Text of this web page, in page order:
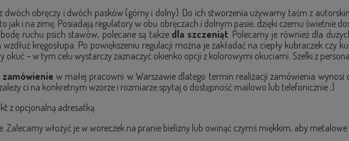
dwóch obręczy i dwóch pasków (górny i dolny). Do ich stworzenia używamy taśm z
jak i na zimę. Posiadają regulatory w obu obręczach i dolnym pasie, dzięki czemu świetnie
ruchu psich stawów, polecane są także dla szczeniąt. Polecamy je również dla
wzdłuż kręgosłupa. Po powiększeniu regulacji można je zakładać na ciepły kubraczek
– w tym celu wystarczy zaznaczyć okienko opcji z kolorowymi okuciami. Szelki z
w małej pracowni w Warszawie dlatego termin realizacji zamówienia
ci na konkretnym wzorze i rozmiarze spytaj o dostępność mailowo lub telefonicznie ;)
z opcjonalną adresatką.
Zalecamy włożyć je w woreczek na pranie bielizny lub owinąć czymś miękkim, aby metalowe